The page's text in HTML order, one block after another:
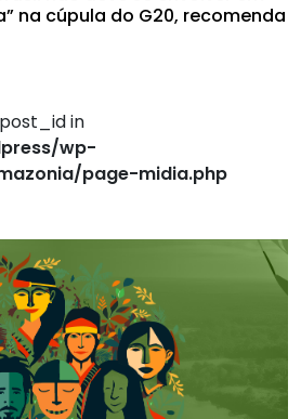
na cúpula do G20, recomenda
in
wp-
page-midia.php